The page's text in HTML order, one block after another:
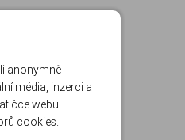
anonymně
média, inzerci a
webu.
cookies